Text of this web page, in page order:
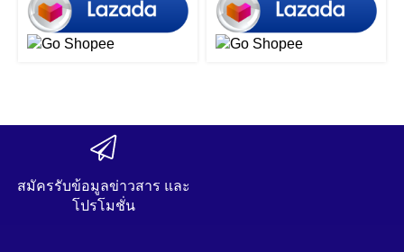
Video Recorder by Vnix
Group
by Vnix Group
สมัครรับข้อมูลข่าวสาร และ
โปรโมชั่น